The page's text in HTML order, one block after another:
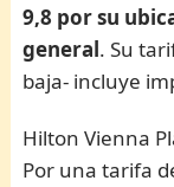
9,8 por su
general. Su
baja- incluye
Hilton Vienna
Por una tarifa